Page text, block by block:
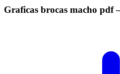
Graficas brocas macho pdf